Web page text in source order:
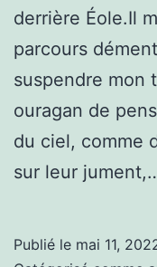
derrière Éole.Il
parcours
suspendre mon
ouragan de
du ciel, comme
sur leur
Publié le mai 11,